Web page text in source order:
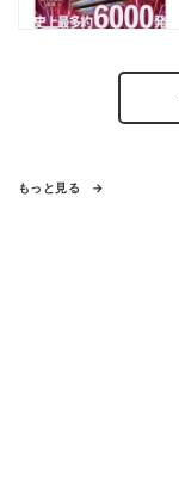
もっと見る